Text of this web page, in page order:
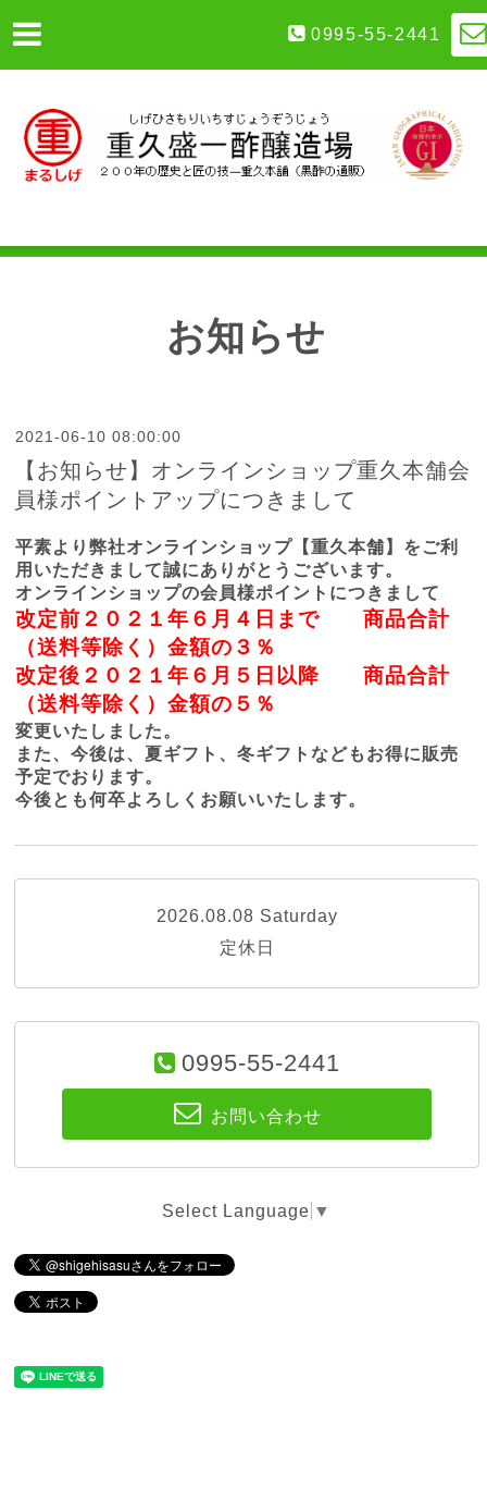
0995-55-2441
お知らせ
2021-06-10 08:00:00
【お知らせ】オンラインショップ重久本舗会
員様ポイントアップにつきまして
平素より弊社オンラインショップ【重久本舗】をご利
用いただきまして誠にありがとうございます。
オンラインショップの会員様ポイントにつきまして
改定前２０２１年６月４日まで 商品合計
（送料等除く）金額の３％
改定後２０２１年６月５日以降 商品合計
（送料等除く）金額の５％
変更いたしました。
また、今後は、夏ギフト、冬ギフトなどもお得に販売
予定でおります。
今後とも何卒よろしくお願いいたします。
2026.08.08 Saturday
定休日
0995-55-2441
お問い合わせ
Select Language ▼